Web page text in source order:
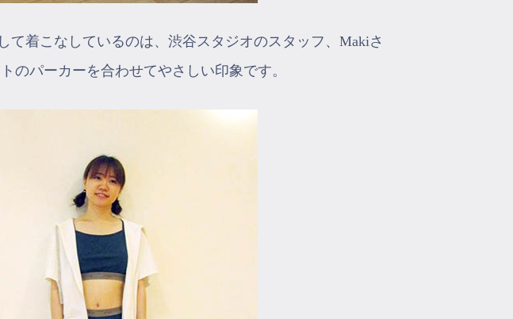
て着こなしているのは、渋谷スタジオのスタッフ、Makiさ
のパーカーを合わせてやさしい印象です。